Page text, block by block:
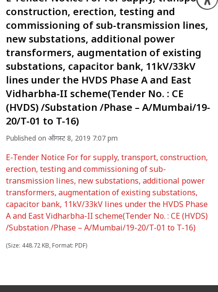
construction, erection, testing and
commissioning of sub-transmission lines,
new substations, additional power
transformers, augmentation of existing
substations, capacitor bank, 11kV/33kV
lines under the HVDS Phase A and East
Vidharbha-II scheme(Tender No. : CE
(HVDS) /Substation /Phase – A/Mumbai/19-
20/T-01 to T-16)
Published on ऑगस्ट 8, 2019 7:07 pm
E-Tender Notice For for supply, transport, construction,
erection, testing and commissioning of sub-
transmission lines, new substations, additional power
transformers, augmentation of existing substations,
capacitor bank, 11kV/33kV lines under the HVDS Phase
A and East Vidharbha-II scheme(Tender No. : CE (HVDS)
/Substation /Phase – A/Mumbai/19-20/T-01 to T-16)
(Size: 448.72 KB, Format: PDF)